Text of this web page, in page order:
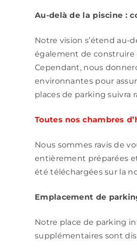
Au-delà de la piscine :
Notre vision s’étend au-
également de construire
Cependant, nous
environnantes pour
places de parking suivra
Toutes nos chambres
Nous sommes ravis de
entièrement préparées
été téléchargées sur la
Emplacement de
Notre place de parking
supplémentaires sont